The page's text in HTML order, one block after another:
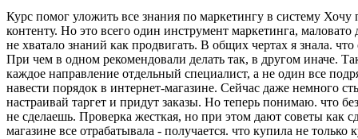
Курс помог уложить все знания по маркетингу в систему
контенту. Но это всего один инструмент маркетинга,
не хватало знаний как продвигать. В общих чертах я знала.
При чем в одном рекомендовали делать так, в другом иначе.
каждое направление отдельный специалист, а не один все
навести порядок в интернет-магазине. Сейчас даже немного
настраивай таргет и придут заказы. Но теперь понимаю. что
не сделаешь. Проверка жесткая, но при этом дают советы как
магазине все отрабатывала - получается. что купила не только